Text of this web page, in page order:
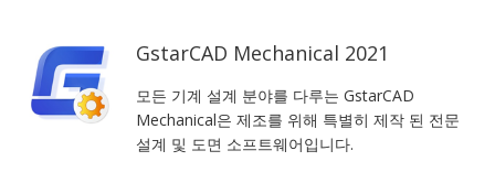
GstarCAD Mechanical 2021
모든 기계 설계 분야를 다루는 GstarCAD
Mechanical은 제조를 위해 특별히 제작 된 전문
설계 및 도면 소프트웨어입니다.